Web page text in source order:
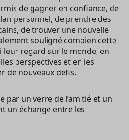
de gagner en confiance, de
personnel, de prendre des
de trouver une nouvelle
souligné combien cette
leur regard sur le monde, en
perspectives et en les
de nouveaux défis.
par un verre de l’amitié et un
un échange entre les